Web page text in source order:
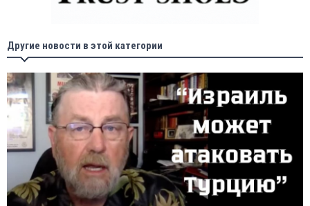
Другие новости в этой категории